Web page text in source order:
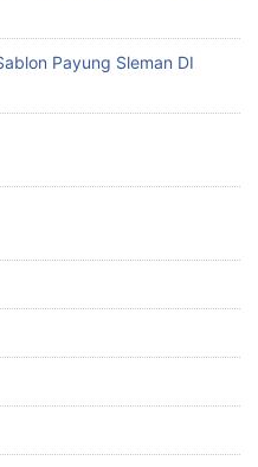
Payung Sleman DI